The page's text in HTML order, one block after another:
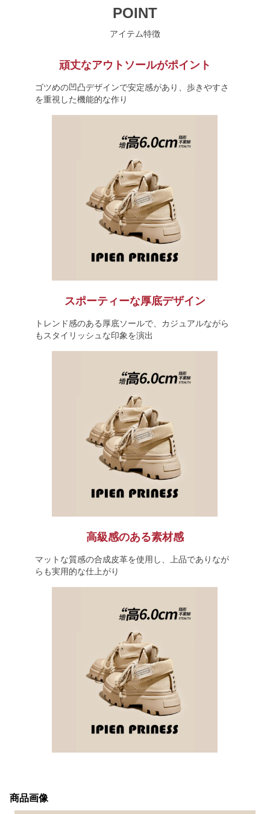
POINT
アイテム特徴
頑丈なアウトソールがポイント
ゴツめの凹凸デザインで安定感があり、歩きやすさ
を重視した機能的な作り
スポーティーな厚底デザイン
トレンド感のある厚底ソールで、カジュアルながら
もスタイリッシュな印象を演出
高級感のある素材感
マットな質感の合成皮革を使用し、上品でありなが
らも実用的な仕上がり
商品画像